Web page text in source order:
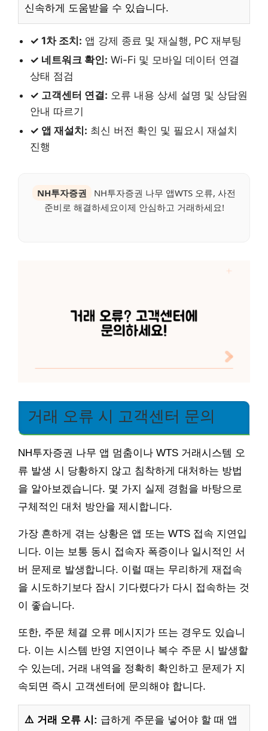
신속하게 도움받을 수 있습니다.
✓ 1차 조치: 앱 강제 종료 및 재실행, PC 재부팅
✓ 네트워크 확인: Wi-Fi 및 모바일 데이터 연결
상태 점검
✓ 고객센터 연결: 오류 내용 상세 설명 및 상담원
안내 따르기
✓ 앱 재설치: 최신 버전 확인 및 필요시 재설치
진행
NH투자증권
NH투자증권 나무 앱WTS 오류, 사전
준비로 해결하세요이제 안심하고 거래하세요!
거래 오류 시 고객센터 문의
NH투자증권 나무 앱 멈춤이나 WTS 거래시스템 오
류 발생 시 당황하지 않고 침착하게 대처하는 방법
을 알아보겠습니다. 몇 가지 실제 경험을 바탕으로
구체적인 대처 방안을 제시합니다.
가장 흔하게 겪는 상황은 앱 또는 WTS 접속 지연입
니다. 이는 보통 동시 접속자 폭증이나 일시적인 서
버 문제로 발생합니다. 이럴 때는 무리하게 재접속
을 시도하기보다 잠시 기다렸다가 다시 접속하는 것
이 좋습니다.
또한, 주문 체결 오류 메시지가 뜨는 경우도 있습니
다. 이는 시스템 반영 지연이나 복수 주문 시 발생할
수 있는데, 거래 내역을 정확히 확인하고 문제가 지
속되면 즉시 고객센터에 문의해야 합니다.
⚠️ 거래 오류 시: 급하게 주문을 넣어야 할 때 앱